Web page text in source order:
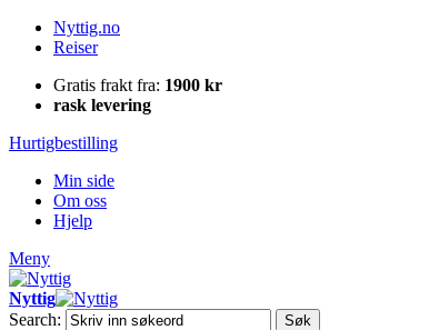
Nyttig.no
Reiser
Gratis frakt fra: 1900 kr
rask levering
Hurtigbestilling
Min side
Om oss
Hjelp
Meny
Nyttig
Search:
Søk